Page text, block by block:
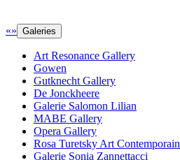
«» Galeries
Art Resonance Gallery
Gowen
Gutknecht Gallery
De Jonckheere
Galerie Salomon Lilian
MABE Gallery
Opera Gallery
Rosa Turetsky Art Contemporain
Galerie Sonia Zannettacci